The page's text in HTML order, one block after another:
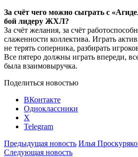
За счёт чего можно сыграть с
бой лидеру ЖХЛ?
За счёт желания, за счёт
слаженности коллектива. Играть
не терять соперника, разбирать
Все пятеро должны играть впереди,
была взаимовыручка.
Поделиться новостью
ВКонтакте
Одноклассники
X
Telegram
Предыдущая новость Илья
Следующая новость